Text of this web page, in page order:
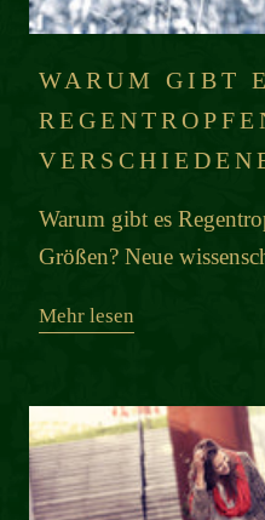
WARUM GIBT
Warum gibt es
Größen? Neue
Mehr lesen